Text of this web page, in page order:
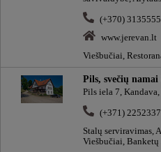
(+370)
www.jerevan.lt
Viešbučiai,
Pils, svečių
Pils iela 7,
(+371)
Stalų serviravimas,
Viešbučiai,